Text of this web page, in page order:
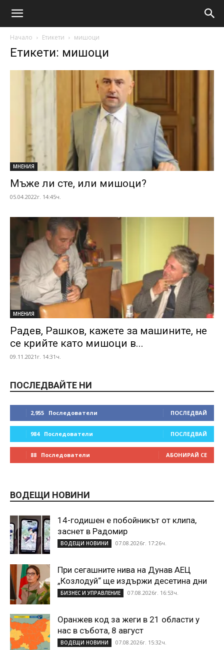
Начало Етикети мишоци
Етикети: мишоци
МНЕНИЯ
Мъже ли сте, или мишоци?
05.04.2022г. 14:45ч.
МНЕНИЯ
Радев, Рашков, кажете за машините, не
се крийте като мишоци в...
09.11.2021г. 14:31ч.
ПОСЛЕДВАЙТЕ НИ
2,955 Последователи ПОСЛЕДВАЙ
984 Последователи ПОСЛЕДВАЙ
88 Последователи АБОНИРАЙ СЕ
ВОДЕЩИ НОВИНИ
14-годишен е побойникът от клипа,
заснет в Радомир
ВОДЕЩИ НОВИНИ 07.08.2026г. 17:26ч.
При сегашните нива на Дунав АЕЦ
„Козлодуй“ ще издържи десетина дни
БИЗНЕС И УПРАВЛЕНИЕ 07.08.2026г. 16:53ч.
Оранжев код за жеги в 21 области у
нас в събота, 8 август
ВОДЕЩИ НОВИНИ 07.08.2026г. 15:32ч.